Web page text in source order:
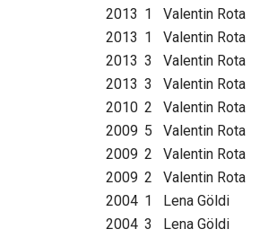
2013 1 Valentin Rota
2013 1 Valentin Rota
2013 3 Valentin Rota
2013 3 Valentin Rota
2010 2 Valentin Rota
2009 5 Valentin Rota
2009 2 Valentin Rota
2009 2 Valentin Rota
2004 1 Lena Göldi
2004 3 Lena Göldi